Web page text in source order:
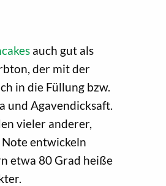
auch gut als
der mit der
in die Füllung bzw.
und Agavendicksaft.
vieler anderer,
entwickeln
etwa 80 Grad heiße